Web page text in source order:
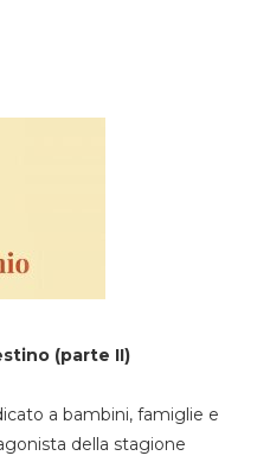
(parte II)
a bambini, famiglie e
della stagione